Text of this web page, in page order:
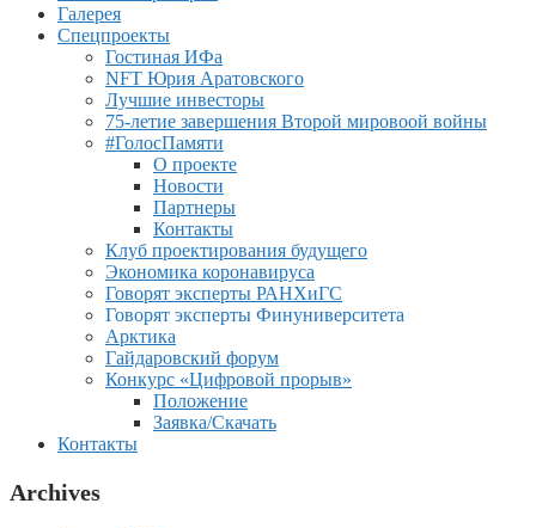
Галерея
Спецпроекты
Гостиная ИФа
NFT Юрия Аратовского
Лучшие инвесторы
75-летие завершения Второй мировоой войны
#ГолосПамяти
О проекте
Новости
Партнеры
Контакты
Клуб проектирования будущего
Экономика коронавируса
Говорят эксперты РАНХиГС
Говорят эксперты Финуниверситета
Арктика
Гайдаровский форум
Конкурс «Цифровой прорыв»
Положение
Заявка/Скачать
Контакты
Archives